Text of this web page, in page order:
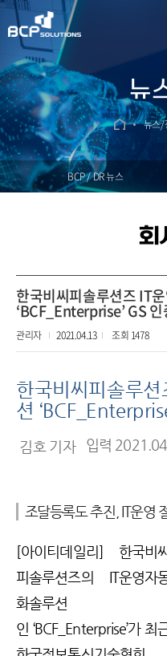
뉴
뉴스/
BCP / DR 뉴스
회
한국비씨피솔루션즈 IT
‘BCF_Enterprise’ GS 인
관리자 2021.04.13 조회 1478
한국비씨피솔루
션
기
자
김호 기자 입력
조달등록도 추진, IT운영
[아이티데일리] 한국비씨
피솔루션즈의 IT운영자
화솔루션
인 ‘BCF_Enterprise’가 최